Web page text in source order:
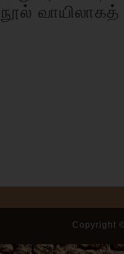
நூல்
Copyright